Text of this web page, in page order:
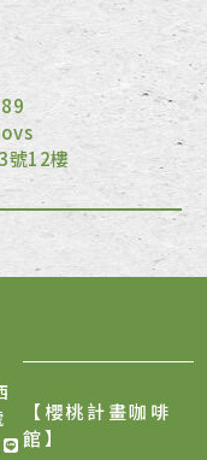
號12樓
【櫻桃計畫咖啡
館】